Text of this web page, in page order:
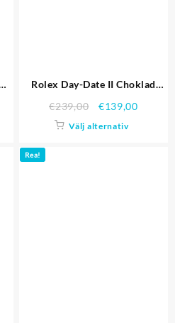
Rolex Day-Date II Choklad
€239,00 €139,00
Välj alternativ
Rea!